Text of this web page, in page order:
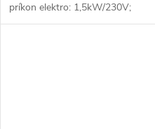
príkon elektro: 1,5kW/230V;
mikrovlnný výkon: 1kW;